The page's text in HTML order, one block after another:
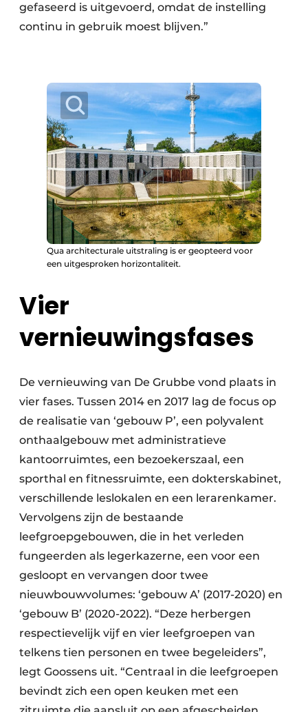
gefaseerd is uitgevoerd, omdat de instelling
continu in gebruik moest blijven.”
Qua architecturale uitstraling is er geopteerd voor
een uitgesproken horizontaliteit.
Vier
vernieuwingsfases
De vernieuwing van De Grubbe vond plaats in
vier fases. Tussen 2014 en 2017 lag de focus op
de realisatie van ‘gebouw P’, een polyvalent
onthaalgebouw met administratieve
kantoorruimtes, een bezoekerszaal, een
sporthal en fitnessruimte, een dokterskabinet,
verschillende leslokalen en een lerarenkamer.
Vervolgens zijn de bestaande
leefgroepgebouwen, die in het verleden
fungeerden als legerkazerne, een voor een
gesloopt en vervangen door twee
nieuwbouwvolumes: ‘gebouw A’ (2017-2020) en
‘gebouw B’ (2020-2022). “Deze herbergen
respectievelijk vijf en vier leefgroepen van
telkens tien personen en twee begeleiders”,
legt Goossens uit. “Centraal in die leefgroepen
bevindt zich een open keuken met een